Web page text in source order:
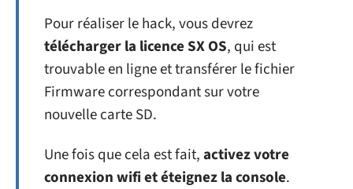
Pour réaliser le hack, vous devrez
télécharger la licence SX OS, qui est
trouvable en ligne et transférer le fichier
Firmware correspondant sur votre
nouvelle carte SD.
Une fois que cela est fait,activez votre
connexion wifi et éteignez la console.